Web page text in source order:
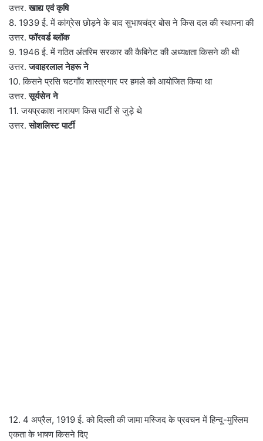
उत्तर.खाद्य एवं कृषि
8. 1939 ई. में कांग्रेस छोड़ने के बाद सुभाषचंद्र बोस ने किस दल की स्थापना की
उत्तर.फॉरवर्ड ब्लॉक
9. 1946 ई. में गठित अंतरिम सरकार की कैबिनेट की अध्यक्षता किसने की थी
उत्तर.जवाहरलाल नेहरू ने
10. किसने प्रसि चटगाँव शास्त्रगार पर हमले को आयोजित किया था
उत्तर.सूर्यसेन ने
11. जयप्रकाश नारायण किस पार्टी से जुड़े थे
उत्तर.सोशलिस्ट पार्टी
12. 4 अप्रैल, 1919 ई. को दिल्ली की जामा मस्जिद के प्रवचन में हिन्दू-मुस्लिम
एकता के भाषण किसने दिए